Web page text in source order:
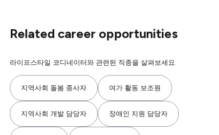
Related career opportunities
라이프스타일 코디네이터와 관련된 직종을 살펴보세요.
지역사회 돌봄 종사자 여가 활동 보조원
지역사회 개발 담당자 장애인 지원 담당자